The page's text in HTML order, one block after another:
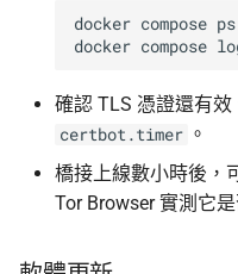
docker compose ps
docker compose
確認 TLS 憑證還有效
certbot.timer 。
橋接上線數小時後，
Tor Browser 實測它